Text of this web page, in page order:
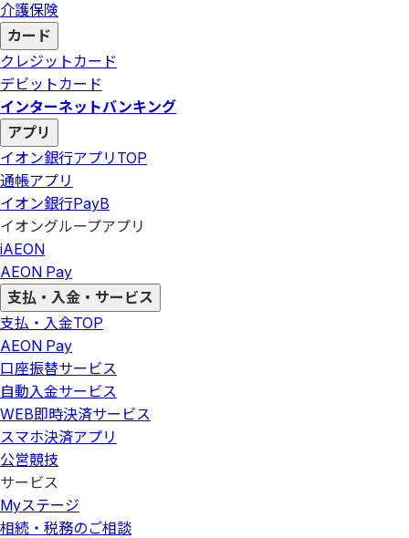
介護保険
カード
クレジットカード
デビットカード
インターネットバンキング
アプリ
イオン銀行アプリ TOP
通帳アプリ
イオン銀行PayB
イオングループアプリ
iAEON
AEON Pay
支払・入金・サービス
支払・入金TOP
AEON Pay
口座振替サービス
自動入金サービス
WEB即時決済サービス
スマホ決済アプリ
公営競技
サービス
Myステージ
相続・税務のご相談